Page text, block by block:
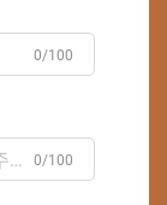
0/100
0/100